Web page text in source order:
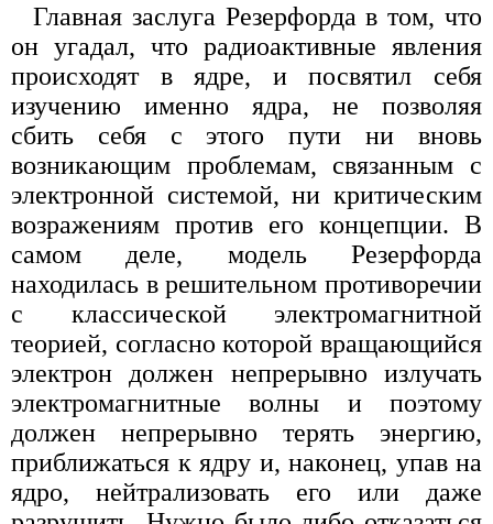
Главная заслуга Резерфорда в том, что
он угадал, что радиоактивные явления
происходят в ядре, и посвятил себя
изучению именно ядра, не позволяя
сбить себя с этого пути ни вновь
возникающим проблемам, связанным с
электронной системой, ни критическим
возражениям против его концепции. В
самом деле, модель Резерфорда
находилась в решительном противоречии
с классической электромагнитной
теорией, согласно которой вращающийся
электрон должен непрерывно излучать
электромагнитные волны и поэтому
должен непрерывно терять энергию,
приближаться к ядру и, наконец, упав на
ядро, нейтрализовать его или даже